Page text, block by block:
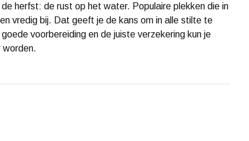
herfst: de rust op het water. Populaire plekken die in
vredig bij. Dat geeft je de kans om in alle stilte te
voorbereiding en de juiste verzekering kun je
worden.